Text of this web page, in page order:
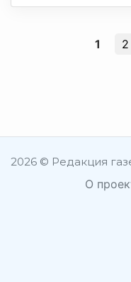
1 2
2026 © Редакция
О